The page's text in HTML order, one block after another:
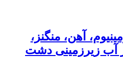
آهن، منگنز،
آب زیرزمینی دشت